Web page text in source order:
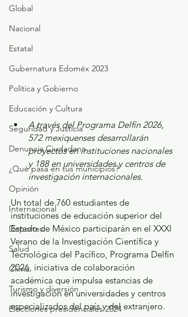
Global
Nacional
Estatal
Gubernatura Edoméx 2023
Política y Gobierno
Educación y Cultura
Seguridad y Justicia
Denuncia Ciudadana
¿Qué pasa en tus municipios?
Opinión
Internacional
Deportes
Salud
Clima
Turismo y diversión
Elecciones presidenciales 2024
A través del Programa Delfín 2026,
572 mexiquenses desarrollarán
proyectos en instituciones nacionales
y 188 en universidades y centros de
investigación internacionales.
Un total de 760 estudiantes de
instituciones de educación superior del
Estado de México participarán en el XXXI
Verano de la Investigación Científica y
Tecnológica del Pacífico, Programa Delfín
2026, iniciativa de colaboración
académica que impulsa estancias de
investigación en universidades y centros
especializados del país y del extranjero.